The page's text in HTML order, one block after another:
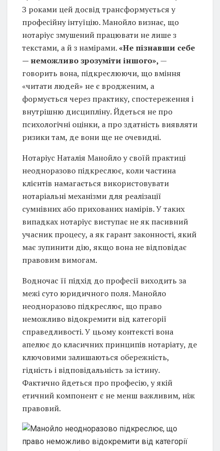
З роками цей досвід трансформується у
професійну інтуїцію. Манойло визнає, що
нотаріус змушений працювати не лише з
текстами, а й з намірами.«Не пізнавши себе
— неможливо зрозуміти іншого», —
говорить вона, підкреслюючи, що вміння
«читати людей» не є вродженим, а
формується через практику, спостереження і
внутрішню дисципліну. Йдеться не про
психологічні оцінки, а про здатність виявляти
ризики там, де вони ще не очевидні.
Нотаріус Наталія Манойло у своїй практиці
неодноразово підкреслює, коли частина
клієнтів намагається використовувати
нотаріальні механізми для реалізації
сумнівних або прихованих намірів. У таких
випадках нотаріус виступає не як пасивний
учасник процесу, а як гарант законності, який
має зупинити дію, якщо вона не відповідає
правовим вимогам.
Водночас її підхід до професії виходить за
межі суто юридичного поля. Манойло
неодноразово підкреслює, що право
неможливо відокремити від категорії
справедливості. У цьому контексті вона
апелює до класичних принципів нотаріату, де
ключовими залишаються обережність,
гідність і відповідальність за істину.
Фактично йдеться про професію, у якій
етичний компонент є не менш важливим, ніж
правовий.